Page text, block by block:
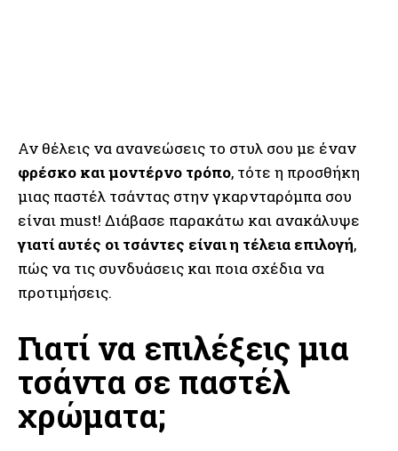
Αν θέλεις να ανανεώσεις το στυλ σου με έναν
φρέσκο και μοντέρνο τρόπο, τότε η προσθήκη
μιας παστέλ τσάντας στην γκαρνταρόμπα σου
είναι must! Διάβασε παρακάτω και ανακάλυψε
γιατί αυτές οι τσάντες είναι η τέλεια επιλογή,
πώς να τις συνδυάσεις και ποια σχέδια να
προτιμήσεις.
Γιατί να επιλέξεις μια
τσάντα σε παστέλ
χρώματα;